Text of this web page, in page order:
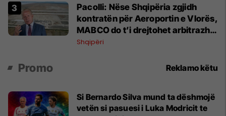
Pacolli: Nëse Shqipëria zgjidh
kontratën për Aeroportin e Vlorës,
MABCO do t’i drejtohet arbitrazhit
ndërkombëtar
Shqipëri
Promo Reklamo këtu
Si Bernardo Silva mund ta dëshmojë
vetën si pasuesi i Luka Modricit te